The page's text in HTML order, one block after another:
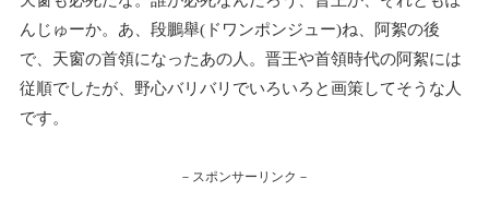
んじゅーか。あ、段鵬舉(ドワンポンジュー)ね、阿絮の後
で、天窗の首領になったあの人。晋王や首領時代の阿絮には
従順でしたが、野心バリバリでいろいろと画策してそうな人
です。
－スポンサーリンク－